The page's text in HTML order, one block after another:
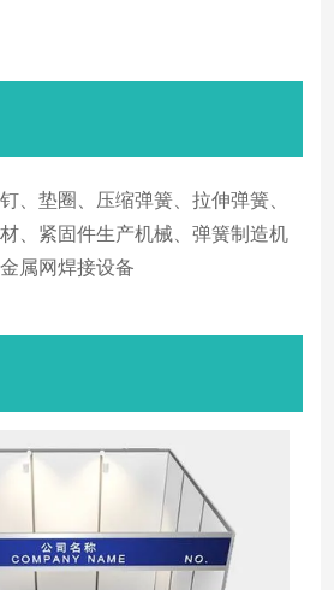
、垫圈、压缩弹簧、拉伸弹簧、
、紧固件生产机械、弹簧制造机
属网焊接设备